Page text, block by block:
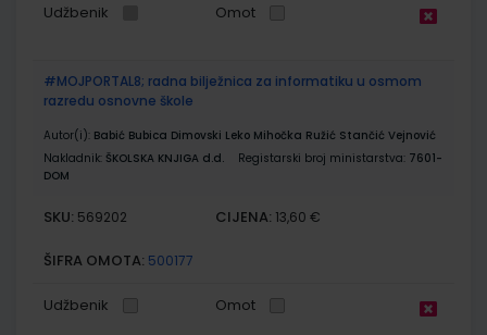
Udžbenik Omot
#MOJPORTAL8; radna bilježnica za informatiku u osmom
razredu osnovne škole
Autor(i): Babić Bubica Dimovski Leko Mihočka Ružić Stančić Vejnović
Nakladnik: ŠKOLSKA KNJIGA d.d. Registarski broj ministarstva: 7601-
DOM
SKU: 569202 CIJENA: 13,60 €
ŠIFRA OMOTA: 500177
Udžbenik Omot